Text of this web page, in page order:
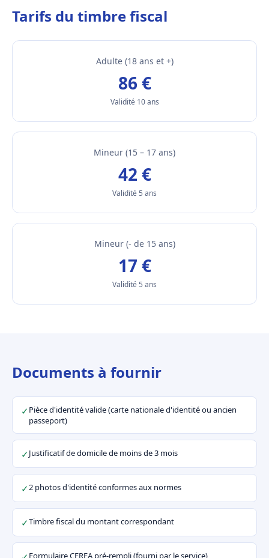
Tarifs du timbre fiscal
Adulte (18 ans et +)
86 €
Validité 10 ans
Mineur (15 – 17 ans)
42 €
Validité 5 ans
Mineur (- de 15 ans)
17 €
Validité 5 ans
Documents à fournir
✓ Pièce d'identité valide (carte nationale d'identité ou ancien
passeport)
✓Justificatif de domicile de moins de 3 mois
✓2 photos d'identité conformes aux normes
✓Timbre fiscal du montant correspondant
Formulaire CERFA pré-rempli (fourni par le service)